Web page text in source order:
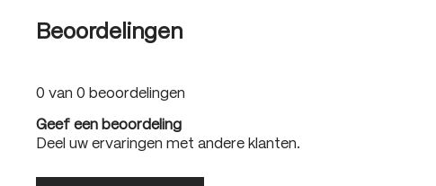
Beoordelingen
0 van 0 beoordelingen
Geef een beoordeling
Deel uw ervaringen met andere klanten.